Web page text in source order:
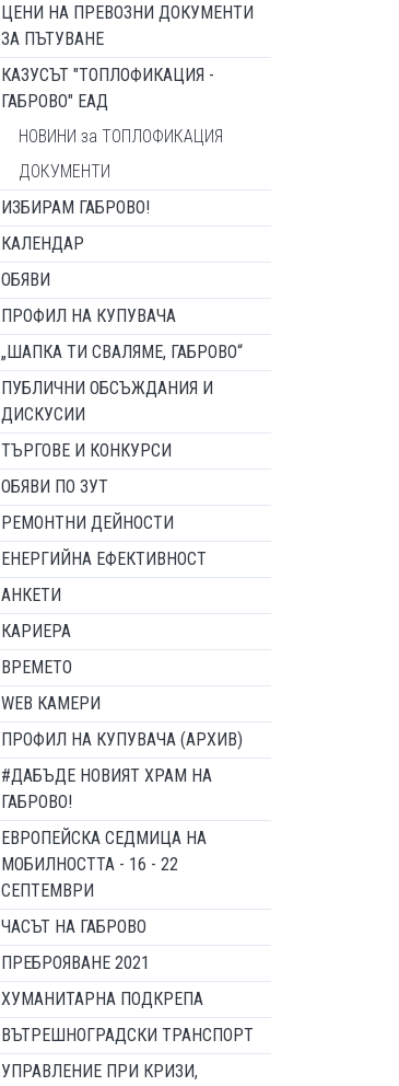
ЦЕНИ НА ПРЕВОЗНИ ДОКУМЕНТИ
ЗА ПЪТУВАНЕ
КАЗУСЪТ "ТОПЛОФИКАЦИЯ -
ГАБРОВО" ЕАД
НОВИНИ за ТОПЛОФИКАЦИЯ
ДОКУМЕНТИ
ИЗБИРАМ ГАБРОВО!
КАЛЕНДАР
ОБЯВИ
ПРОФИЛ НА КУПУВАЧА
„ШАПКА ТИ СВАЛЯМЕ, ГАБРОВО“
ПУБЛИЧНИ ОБСЪЖДАНИЯ И
ДИСКУСИИ
ТЪРГОВЕ И КОНКУРСИ
ОБЯВИ ПО ЗУТ
РЕМОНТНИ ДЕЙНОСТИ
ЕНЕРГИЙНА ЕФЕКТИВНОСТ
АНКЕТИ
КАРИЕРА
ВРЕМЕТО
WEB КАМЕРИ
ПРОФИЛ НА КУПУВАЧА (АРХИВ)
#ДАБЪДЕ НОВИЯТ ХРАМ НА
ГАБРОВО!
ЕВРОПЕЙСКА СЕДМИЦА НА
МОБИЛНОСТТА - 16 - 22
СЕПТЕМВРИ
ЧАСЪТ НА ГАБРОВО
ПРЕБРОЯВАНЕ 2021
ХУМАНИТАРНА ПОДКРЕПА
ВЪТРЕШНОГРАДСКИ ТРАНСПОРТ
УПРАВЛЕНИЕ ПРИ КРИЗИ,